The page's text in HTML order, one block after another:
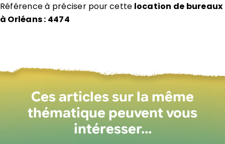
Référence à préciser pour cette location de bureaux
à Orléans : 4474
Ces articles sur la même
thématique peuvent vous
intéresser…